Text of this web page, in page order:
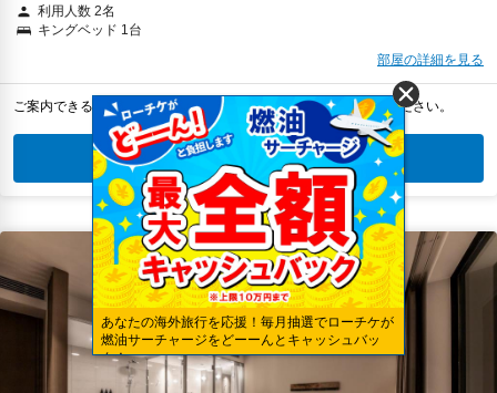
利用人数 2名
キングベッド 1台
部屋の詳細を見る
ご案内できるプランがありません。条件を変更して再検索してください。
宿泊日を変更して再検索
あなたの海外旅行を応援！毎月抽選でローチケが
燃油サーチャージをどーーんとキャッシュバッ
ク！